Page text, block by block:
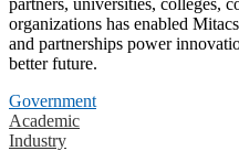
partners, universities, colleges,
organizations has enabled
and partnerships power
better future.
Government
Academic
Industry